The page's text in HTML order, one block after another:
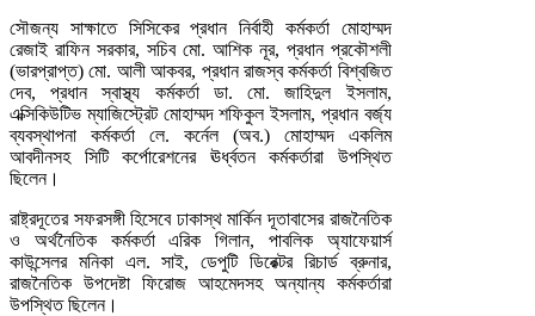
সৌজন্য সাক্ষাতে সিসিকের প্রধান নির্বাহী কর্মকর্তা মোহাম্মদ
রেজাই রাফিন সরকার, সচিব মো. আশিক নূর, প্রধান প্রকৌশলী
(ভারপ্রাপ্ত) মো. আলী আকবর, প্রধান রাজস্ব কর্মকর্তা বিশ্বজিত
দেব, প্রধান স্বাস্থ্য কর্মকর্তা ডা. মো. জাহিদুল ইসলাম,
এক্সিকিউটিভ ম্যাজিস্ট্রেট মোহাম্মদ শফিকুল ইসলাম, প্রধান বর্জ্য
ব্যবস্থাপনা কর্মকর্তা লে. কর্নেল (অব.) মোহাম্মদ একলিম
আবদীনসহ সিটি কর্পোরেশনের ঊর্ধ্বতন কর্মকর্তারা উপস্থিত
ছিলেন।
রাষ্ট্রদূতের সফরসঙ্গী হিসেবে ঢাকাস্থ মার্কিন দূতাবাসের রাজনৈতিক
ও অর্থনৈতিক কর্মকর্তা এরিক গিলান, পাবলিক অ্যাফেয়ার্স
কাউন্সেলর মনিকা এল. সাই, ডেপুটি ডিরেক্টর রিচার্ড ব্রুনার,
রাজনৈতিক উপদেষ্টা ফিরোজ আহমেদসহ অন্যান্য কর্মকর্তারা
উপস্থিত ছিলেন।